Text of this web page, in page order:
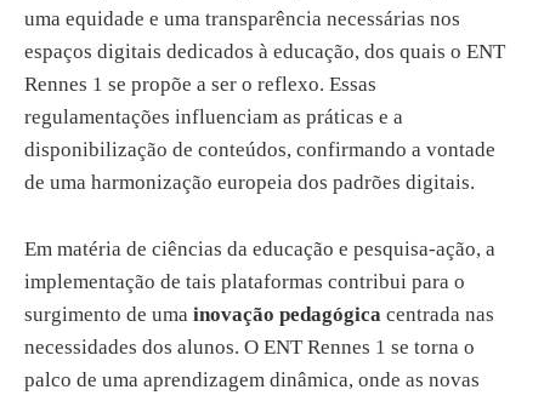
uma equidade e uma transparência necessárias nos
espaços digitais dedicados à educação, dos quais o ENT
Rennes 1 se propõe a ser o reflexo. Essas
regulamentações influenciam as práticas e a
disponibilização de conteúdos, confirmando a vontade
de uma harmonização europeia dos padrões digitais.
Em matéria de ciências da educação e pesquisa-ação, a
implementação de tais plataformas contribui para o
surgimento de uma inovação pedagógica centrada nas
necessidades dos alunos. O ENT Rennes 1 se torna o
palco de uma aprendizagem dinâmica, onde as novas